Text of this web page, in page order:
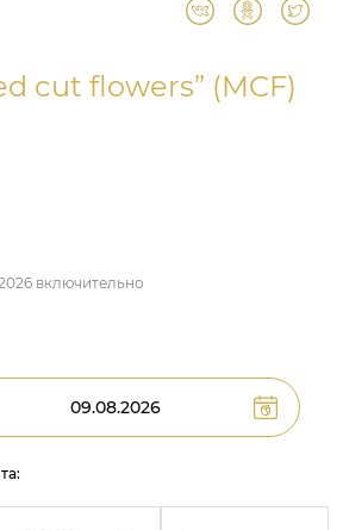
cut flowers” (MCF)
включительно